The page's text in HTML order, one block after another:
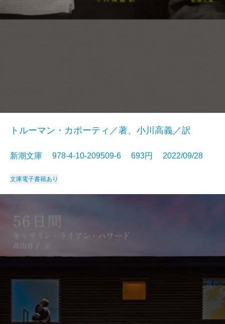
トルーマン・カポーティ／著、小川高義／訳
新潮文庫 978-4-10-209509-6 693円 2022/09/28
文庫電子書籍あり